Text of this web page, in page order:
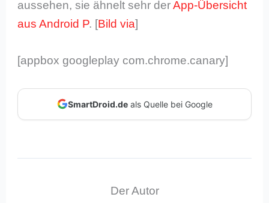
aussehen, sie ähnelt sehr derApp-Übersicht
aus Android P. [Bild via]
[appbox googleplay com.chrome.canary]
SmartDroid.deals Quelle bei Google
Der Autor